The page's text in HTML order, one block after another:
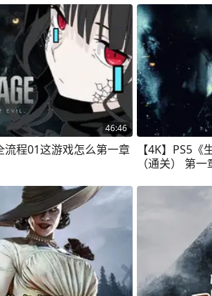
46:46
流程01这游戏怎么第一章
【4K】PS5
（通关） 第